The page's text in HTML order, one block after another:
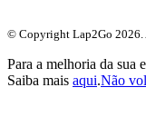
© Copyright Lap2Go 2026
Para a melhoria da sua
Saiba mais aqui.Não